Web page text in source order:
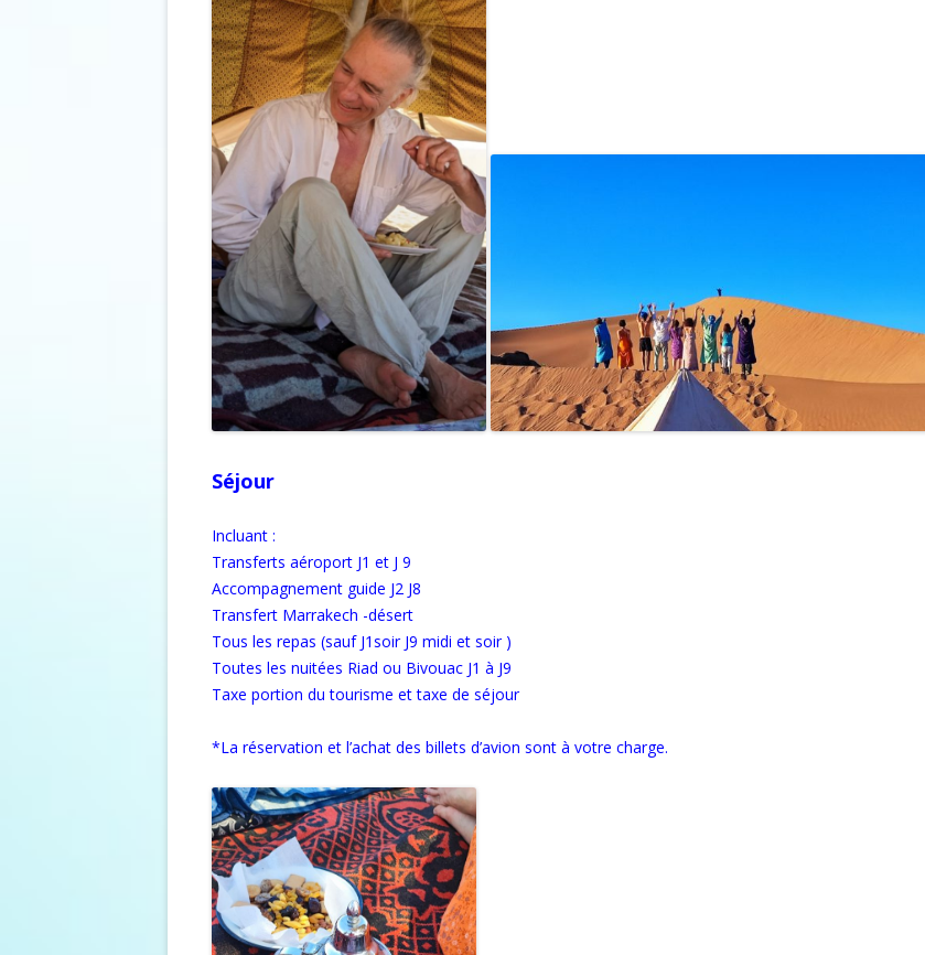
Séjour
Incluant :
Transferts aéroport J1 et J 9
Accompagnement guide J2 J8
Transfert Marrakech -désert
Tous les repas (sauf J1soir J9 midi et soir )
Toutes les nuitées Riad ou Bivouac J1 à J9
Taxe portion du tourisme et taxe de séjour
*La réservation et l’achat des billets d’avion sont à votre charge.